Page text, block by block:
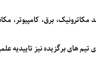
برق، کامپیوتر،
تیم های برگزیده نیز تاییدیه